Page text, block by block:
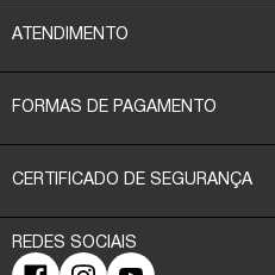
ATENDIMENTO
FORMAS DE PAGAMENTO
CERTIFICADO DE SEGURANÇA